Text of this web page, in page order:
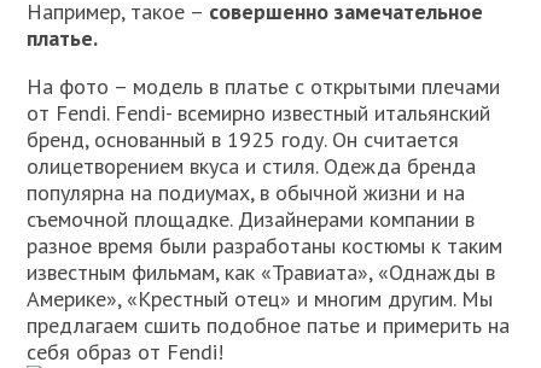
Например, такое – совершенно замечательное
платье.
На фото – модель в платье с открытыми плечами
от Fendi. Fendi- всемирно известный итальянский
бренд, основанный в 1925 году. Он считается
олицетворением вкуса и стиля. Одежда бренда
популярна на подиумах, в обычной жизни и на
съемочной площадке. Дизайнерами компании в
разное время были разработаны костюмы к таким
известным фильмам, как «Травиата», «Однажды в
Америке», «Крестный отец» и многим другим. Мы
предлагаем сшить подобное патье и примерить на
себя образ от Fendi!